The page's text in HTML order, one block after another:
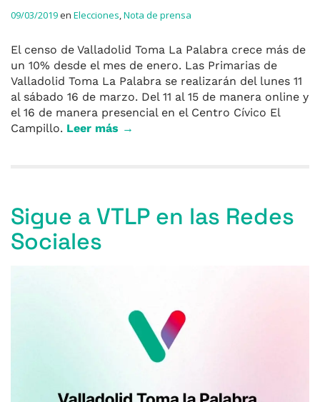
09/03/2019en Elecciones,Nota de prensa
El censo de Valladolid Toma La Palabra crece más de
un 10% desde el mes de enero. Las Primarias de
Valladolid Toma La Palabra se realizarán del lunes 11
al sábado 16 de marzo. Del 11 al 15 de manera online y
el 16 de manera presencial en el Centro Cívico El
Campillo. Leer más →
Sigue a VTLP en las Redes
Sociales